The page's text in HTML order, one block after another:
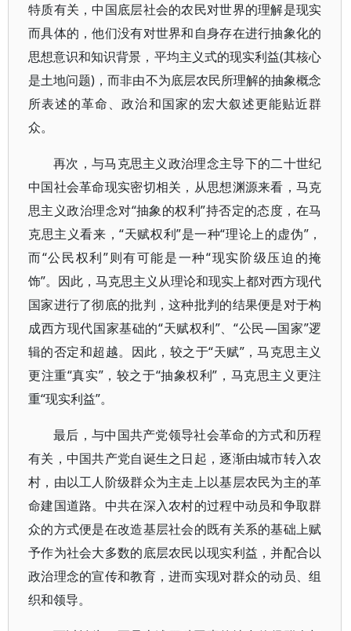
特质有关，中国底层社会的农民对世界的理解是现实
而具体的，他们没有对世界和自身存在进行抽象化的
思想意识和知识背景，平均主义式的现实利益(其核心
是土地问题)，而非由不为底层农民所理解的抽象概念
所表述的革命、政治和国家的宏大叙述更能贴近群
众。
再次，与马克思主义政治理念主导下的二十世纪
中国社会革命现实密切相关，从思想渊源来看，马克
思主义政治理念对“抽象的权利”持否定的态度，在马
克思主义看来，“天赋权利”是一种“理论上的虚伪”，
而“公民权利”则有可能是一种“现实阶级压迫的掩
饰”。因此，马克思主义从理论和现实上都对西方现代
国家进行了彻底的批判，这种批判的结果便是对于构
成西方现代国家基础的“天赋权利”、“公民—国家”逻
辑的否定和超越。因此，较之于“天赋”，马克思主义
更注重“真实”，较之于“抽象权利”，马克思主义更注
重“现实利益”。
最后，与中国共产党领导社会革命的方式和历程
有关，中国共产党自诞生之日起，逐渐由城市转入农
村，由以工人阶级群众为主走上以基层农民为主的革
命建国道路。中共在深入农村的过程中动员和争取群
众的方式便是在改造基层社会的既有关系的基础上赋
予作为社会大多数的底层农民以现实利益，并配合以
政治理念的宣传和教育，进而实现对群众的动员、组
织和领导。